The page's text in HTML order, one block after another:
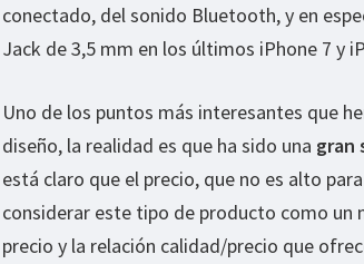
conectado, del sonido Bluetooth, y en
Jack de 3,5 mm en los últimos iPhone 7 y
Uno de los puntos más interesantes que
diseño, la realidad es que ha sido una gran
está claro que el precio, que no es alto
considerar este tipo de producto como un
precio y la relación calidad/precio que